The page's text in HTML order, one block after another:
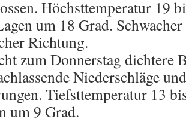
Höchsttemperatur 19
um 18 Grad.
Richtung.
zum Donnerstag dichtere
Niederschläge
Tiefsttemperatur 13
um 9 Grad.